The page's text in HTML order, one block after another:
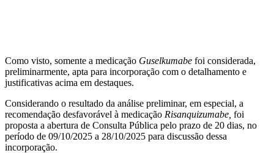
Como visto, somente a medicação Guselkumabe foi considerada,
preliminarmente, apta para incorporação com o detalhamento e
justificativas acima em destaques.
Considerando o resultado da análise preliminar, em especial, a
recomendação desfavorável à medicação Risanquizumabe, foi
proposta a abertura de Consulta Pública pelo prazo de 20 dias, no
período de 09/10/2025 a 28/10/2025 para discussão dessa
incorporação.